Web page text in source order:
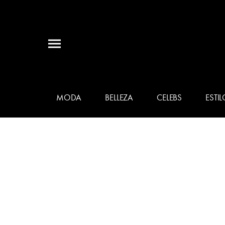
MODA BELLEZA CELEBS